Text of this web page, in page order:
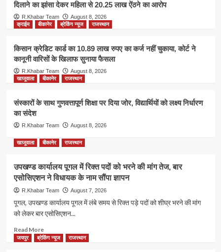
दिलाने का झांसा देकर महिला से 20.25 लाख ऐंठने का आरोप
R.Khabar Team
August 8, 2026
क्राईम
बीकानेर ब्रेकिंग न्यूज राजस्थान
किसान क्रेडिट कार्ड का 10.89 लाख रुपए का कर्ज नहीं चुकाया, कोर्ट ने
कानूनी वारिसों के खिलाफ सुनाया फैसला
R.Khabar Team
August 8, 2026
खाजूवाला
बीकानेर राजस्थान
संस्कारों के साथ गुणवत्तापूर्ण शिक्षा पर दिया जोर, विद्यार्थियों को लक्ष्य निर्धारण
का संदेश
R.Khabar Team August 8, 2026
खाजूवाला बीकानेर राजस्थान
उपखण्ड कार्यालय पूगल में रिक्त पदों को भरने की मांग तेज, बार
एसोसिएशन ने विधायक के नाम सौंपा ज्ञापन
R.Khabar Team August 7, 2026
पूगल, उपखण्ड कार्यालय पूगल में लंबे समय से रिक्त पड़े पदों को शीघ्र भरने की मांग
को लेकर बार एसोसिएशन...
Read MoreRead
more
जयपुर ब्रेकिंग न्यूज राजस्थान